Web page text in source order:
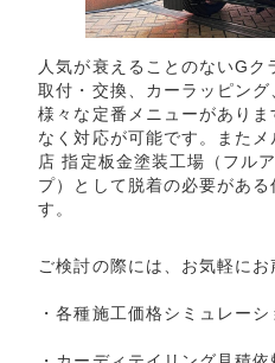
人気が衰えることのないGク
取付・交換、カーラッピン
様々な定番メニューがあり
なく対応が可能です。また
店 指定板金塗装工場（フル
プ）として脱着の必要があ
す。
ご検討の際には、お気軽にお
・各種施工価格シミュレーシ